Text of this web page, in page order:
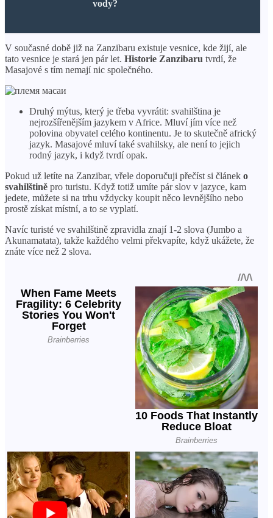
vody?
V současné době již na Zanzibaru existuje vesnice, kde žijí, ale
tato vesnice je stará jen pár let. Historie Zanzibaru tvrdí, že
Masajové s tím nemají nic společného.
Druhý mýtus, který je třeba vyvrátit: svahilština je
nejrozšířenějším jazykem v Africe. Mluví jím více než
polovina obyvatel celého kontinentu. Je to skutečně africký
jazyk. Masajové mluví také svahilsky, ale není to jejich
rodný jazyk, i když tvrdí opak.
Pokud už letíte na Zanzibar, vřele doporučuji přečíst si článek o
svahilštině pro turistu. Když totiž umíte pár slov v jazyce, kam
jedete, můžete si na trhu vždycky koupit něco levnějšího nebo
prostě získat místní, a to se vyplatí.
Navíc turisté ve svahilštině zpravidla znají 1-2 slova (Jumbo a
Akunamatata), takže každého velmi překvapíte, když ukážete, že
znáte více než 2 slova.